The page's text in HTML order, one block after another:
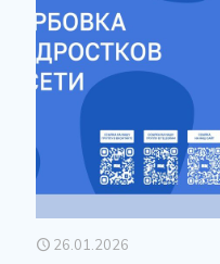
26.01.2026